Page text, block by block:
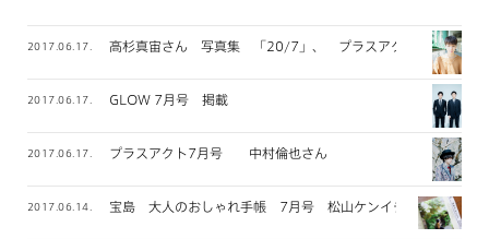
2017.06.17. 高杉真宙さん 写真集 「20/7」、 プラスアクト掲載
2017.06.17. GLOW 7月号 掲載
2017.06.17. プラスアクト7月号 中村倫也さん
2017.06.14. 宝島 大人のおしゃれ手帳 7月号 松山ケンイチさん